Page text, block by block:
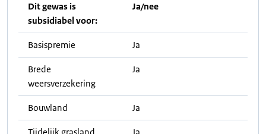
Dit gewas is
subsidiabel voor:
Ja/nee
Basispremie Ja
Brede
weersverzekering
Ja
Bouwland Ja